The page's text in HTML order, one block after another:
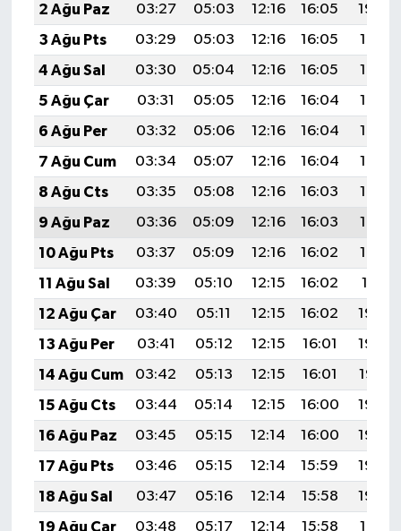
2 Ağu Paz
03:27 05:03 12:16 16:05
19:20
3 Ağu Pts
03:29 05:03 12:16 16:05
19:19
4 Ağu Sal
03:30 05:04 12:16 16:05
19:18
5 Ağu Çar
03:31 05:05 12:16 16:04
19:17
6 Ağu Per
03:32 05:06 12:16 16:04
19:16
7 Ağu Cum
03:34 05:07 12:16 16:04
19:15
8 Ağu Cts
03:35 05:08 12:16 16:03
19:14
9 Ağu Paz
03:36 05:09 12:16 16:03
19:13
10 Ağu Pts
03:37 05:09 12:16 16:02
19:12
11 Ağu Sal
03:39 05:10 12:15 16:02
19:11
12 Ağu Çar
03:40 05:11 12:15 16:02
19:09
13 Ağu Per
03:41 05:12 12:15 16:01
19:08
14 Ağu Cum
03:42 05:13 12:15 16:01
19:07
15 Ağu Cts
03:44 05:14 12:15 16:00
19:06
16 Ağu Paz
03:45 05:15 12:14 16:00
19:04
17 Ağu Pts
03:46 05:15 12:14 15:59
19:03
18 Ağu Sal
03:47 05:16 12:14 15:58
19:02
19 Ağu Çar
03:48 05:17 12:14 15:58
19:01